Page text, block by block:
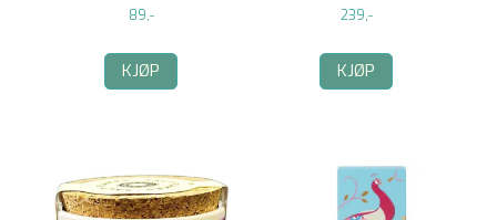
89,-
KJØP
239,-
KJØP